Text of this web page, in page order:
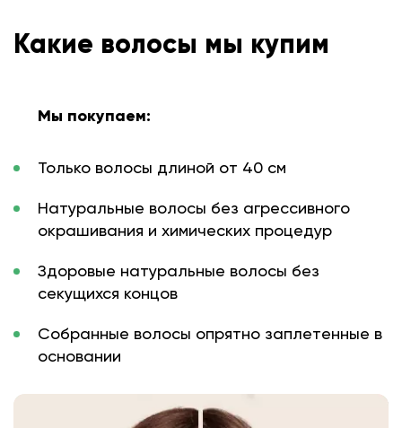
Какие волосы мы купим
Мы покупаем:
Только волосы длиной от 40 см
Натуральные волосы без агрессивного
окрашивания и химических процедур
Здоровые натуральные волосы без
секущихся концов
Собранные волосы опрятно заплетенные в
основании